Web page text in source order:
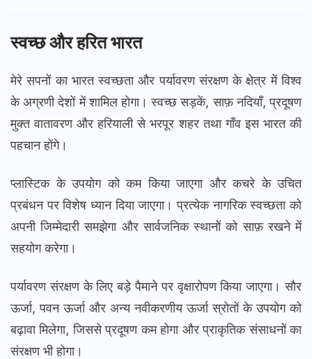
स्वच्छ और हरित भारत
मेरे सपनों का भारत स्वच्छता और पर्यावरण संरक्षण के क्षेत्र में विश्व
के अग्रणी देशों में शामिल होगा। स्वच्छ सड़कें, साफ़ नदियाँ, प्रदूषण
मुक्त वातावरण और हरियाली से भरपूर शहर तथा गाँव इस भारत की
पहचान होंगे।
प्लास्टिक के उपयोग को कम किया जाएगा और कचरे के उचित
प्रबंधन पर विशेष ध्यान दिया जाएगा। प्रत्येक नागरिक स्वच्छता को
अपनी जिम्मेदारी समझेगा और सार्वजनिक स्थानों को साफ़ रखने में
सहयोग करेगा।
पर्यावरण संरक्षण के लिए बड़े पैमाने पर वृक्षारोपण किया जाएगा। सौर
ऊर्जा, पवन ऊर्जा और अन्य नवीकरणीय ऊर्जा स्रोतों के उपयोग को
बढ़ावा मिलेगा, जिससे प्रदूषण कम होगा और प्राकृतिक संसाधनों का
संरक्षण भी होगा।